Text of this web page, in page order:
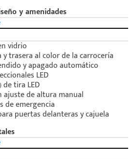
y amenidades
vidrio
y trasera al color de la carrocería
y apagado automático
LED
de tira LED
ajuste de altura manual
de emergencia
puertas delanteras y cajuela